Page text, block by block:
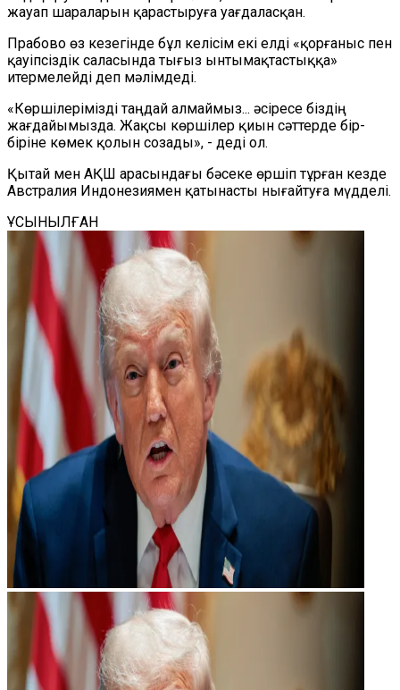
жауап шараларын қарастыруға уағдаласқан.
Прабово өз кезегінде бұл келісім екі елді «қорғаныс пен
қауіпсіздік саласында тығыз ынтымақтастыққа»
итермелейді деп мәлімдеді.
«Көршілерімізді таңдай алмаймыз... әсіресе біздің
жағдайымызда. Жақсы көршілер қиын сәттерде бір-
біріне көмек қолын созады», - деді ол.
Қытай мен АҚШ арасындағы бәсеке өршіп тұрған кезде
Австралия Индонезиямен қатынасты нығайтуға мүдделі.
ҰСЫНЫЛҒАН